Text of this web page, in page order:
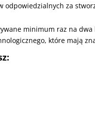
odpowiedzialnych za
minimum raz na
które mają